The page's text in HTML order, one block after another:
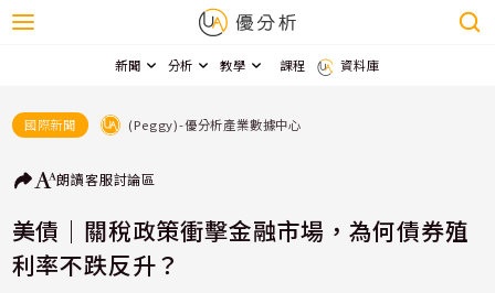
新聞 分析 教學 課程 資料庫
國際新聞 (Peggy)-優分析產業數據中心
朗讀客服討論區
美債｜關稅政策衝擊金融市場，為何債券殖
利率不跌反升？